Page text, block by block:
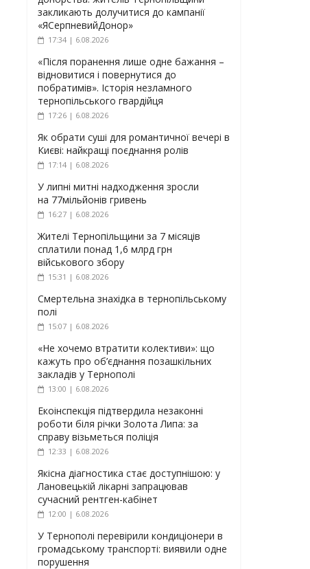
закликають долучитися до кампанії
«ЯСерпневийДонор»
17:34 | 6.08.2026
«Після поранення лише одне бажання –
відновитися і повернутися до
побратимів». Історія незламного
тернопільського гвардійця
17:26 | 6.08.2026
Як обрати суші для романтичної вечері в
Києві: найкращі поєднання ролів
17:14 | 6.08.2026
У липні митні надходження зросли
на 77мільйонів гривень
16:27 | 6.08.2026
Жителі Тернопільщини за 7 місяців
сплатили понад 1,6 млрд грн
військового збору
15:31 | 6.08.2026
Смертельна знахідка в тернопільському
полі
15:07 | 6.08.2026
«Не хочемо втратити колективи»: що
кажуть про об’єднання позашкільних
закладів у Тернополі
13:00 | 6.08.2026
Екоінспекція підтвердила незаконні
роботи біля річки Золота Липа: за
справу візьметься поліція
12:33 | 6.08.2026
Якісна діагностика стає доступнішою: у
Лановецькій лікарні запрацював
сучасний рентген-кабінет
12:00 | 6.08.2026
У Тернополі перевірили кондиціонери в
громадському транспорті: виявили одне
порушення